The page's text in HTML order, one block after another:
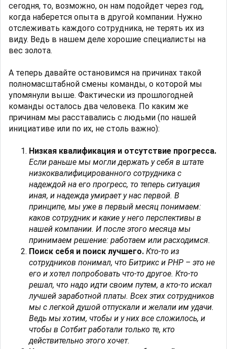
сегодня, то, возможно, он нам подойдет через год,
когда наберется опыта в другой компании. Нужно
отслеживать каждого сотрудника, не терять их из
виду. Ведь в нашем деле хорошие специалисты на
вес золота.
А теперь давайте остановимся на причинах такой
полномасштабной смены команды, о которой мы
упомянули выше. Фактически из прошлогодней
команды осталось два человека. По каким же
причинам мы расставались с людьми (по нашей
инициативе или по их, не столь важно):
Низкая квалификация и отсутствие прогресса.
Если раньше мы могли держать у себя в штате
низкоквалифицированного сотрудника с
надеждой на его прогресс, то теперь ситуация
иная, и надежда умирает у нас первой. В
принципе, мы уже в первый месяц понимаем:
каков сотрудник и какие у него перспективы в
нашей компании. И после этого месяца мы
принимаем решение: работаем или расходимся.
Поиск себя и поиск лучшего. Кто-то из
сотрудников понимал, что Битрикс и PHP – это не
его и хотел попробовать что-то другое. Кто-то
решал, что надо идти своим путем, а кто-то искал
лучшей заработной платы. Всех этих сотрудников
мы с легкой душой отпускали и желали им удачи.
Ведь мы хотим, чтобы и у них все сложилось, и
чтобы в Сотбит работали только те, кто
действительно этого хочет.